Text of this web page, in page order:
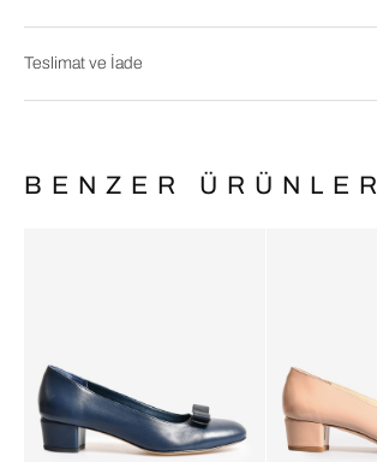
Teslimat ve İade
BENZER ÜRÜNLER